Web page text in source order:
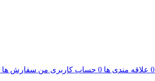
0 علاقه مندی ها 0 حساب کاربری من سفارش ها